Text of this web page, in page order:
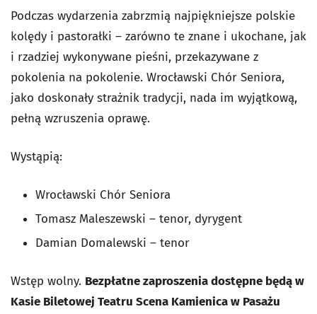
Podczas wydarzenia zabrzmią najpiękniejsze polskie
kolędy i pastorałki – zarówno te znane i ukochane, jak
i rzadziej wykonywane pieśni, przekazywane z
pokolenia na pokolenie. Wrocławski Chór Seniora,
jako doskonały strażnik tradycji, nada im wyjątkową,
pełną wzruszenia oprawę.
Wystąpią:
Wrocławski Chór Seniora
Tomasz Maleszewski – tenor, dyrygent
Damian Domalewski – tenor
Wstęp wolny. Bezpłatne zaproszenia dostępne będą w
Kasie Biletowej Teatru Scena Kamienica w Pasażu